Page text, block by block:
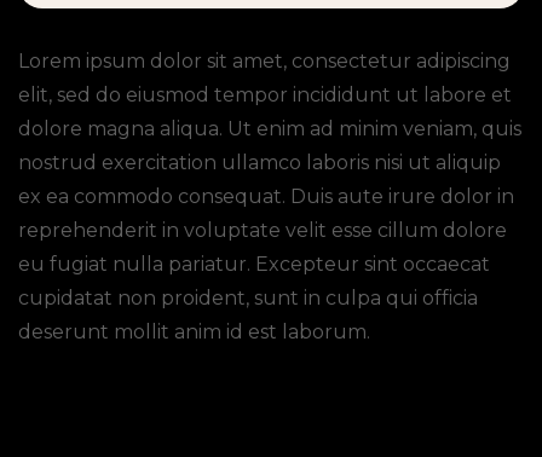
Lorem ipsum dolor sit amet, consectetur adipiscing
elit, sed do eiusmod tempor incididunt ut labore et
dolore magna aliqua. Ut enim ad minim veniam, quis
nostrud exercitation ullamco laboris nisi ut aliquip
ex ea commodo consequat. Duis aute irure dolor in
reprehenderit in voluptate velit esse cillum dolore
eu fugiat nulla pariatur. Excepteur sint occaecat
cupidatat non proident, sunt in culpa qui officia
deserunt mollit anim id est laborum.